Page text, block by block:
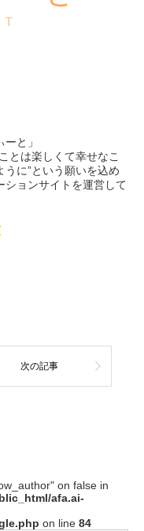
と」
とは楽しくて幸せなこ
に”という願いを込め
ションサイトを運営して
次の記事
on false in
afa.ai-
on line 84